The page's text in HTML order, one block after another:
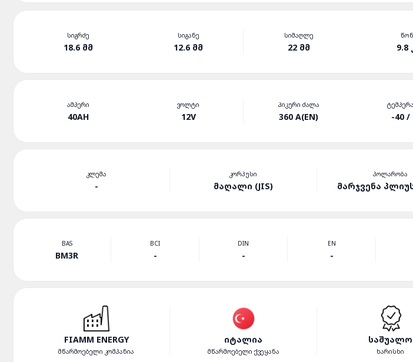
ᲡᲘᲒᲠᲫᲔ
18.6 ᲛᲛ
ᲡᲘᲒᲐᲜᲔ
12.6 ᲛᲛ
ᲡᲘᲛᲐᲦᲚᲔ
22 ᲛᲛ 9.8
ᲐᲛᲞᲔᲠᲘ
40AH
ᲕᲝᲚᲢᲘ
12V
ᲞᲘᲙᲣᲠᲘ ᲫᲐᲚᲐ
360 A(EN) -40 /
ᲙᲚᲔᲛᲐ
-
ᲙᲝᲠᲞᲣᲡᲘ
ᲛᲐᲦᲐᲚᲘ (JIS)
ᲞᲝᲚᲐᲠᲝᲑᲐ
ᲛᲐᲠᲯᲕᲔᲜᲐ
BAS
BM3R
BCI
-
DIN
-
EN
-
FIAMM ENERGY
ᲛᲬᲐᲠᲛᲝᲔᲑᲔᲚᲘ ᲙᲝᲛᲞᲐᲜᲘᲐ
ᲘᲢᲐᲚᲘᲐ
ᲛᲬᲐᲠᲛᲝᲔᲑᲔᲚᲘ ᲥᲕᲔᲧᲐᲜᲐ
ᲡᲐᲨᲣᲐᲚᲝ
ᲮᲐᲠᲘᲡᲮᲘ